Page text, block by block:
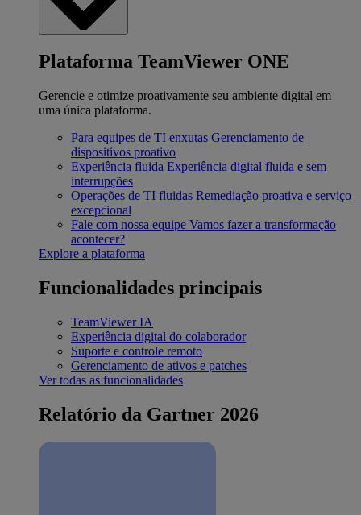
Plataforma TeamViewer ONE
Gerencie e otimize proativamente seu ambiente digital em
uma única plataforma.
Para equipes de TI enxutas Gerenciamento de
dispositivos proativo
Experiência fluida Experiência digital fluida e sem
interrupções
Operações de TI fluidas Remediação proativa e serviço
excepcional
Fale com nossa equipe Vamos fazer a transformação
acontecer?
Explore a plataforma
Funcionalidades principais
TeamViewer IA
Experiência digital do colaborador
Suporte e controle remoto
Gerenciamento de ativos e patches
Ver todas as funcionalidades
Relatório da Gartner 2026